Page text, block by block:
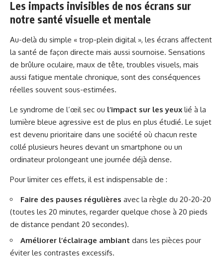
Les impacts invisibles de nos écrans sur
notre santé visuelle et mentale
Au-delà du simple « trop-plein digital », les écrans affectent
la santé de façon directe mais aussi sournoise. Sensations
de brûlure oculaire, maux de tête, troubles visuels, mais
aussi fatigue mentale chronique, sont des conséquences
réelles souvent sous-estimées.
Le syndrome de l’œil sec ou l’impact sur les yeux lié à la
lumière bleue agressive est de plus en plus étudié. Le sujet
est devenu prioritaire dans une société où chacun reste
collé plusieurs heures devant un smartphone ou un
ordinateur prolongeant une journée déjà dense.
Pour limiter ces effets, il est indispensable de :
Faire des pauses régulières avec la règle du 20-20-20
(toutes les 20 minutes, regarder quelque chose à 20 pieds
de distance pendant 20 secondes).
Améliorer l’éclairage ambiant dans les pièces pour
éviter les contrastes excessifs.